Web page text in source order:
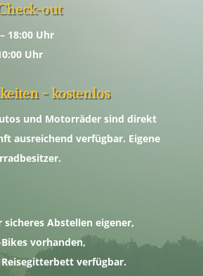
out
18:00 Uhr
Uhr
- kostenlos
und Motorräder sind direkt
ausreichend verfügbar. Eigene
Abstellen eigener,
vorhanden,
verfügbar.